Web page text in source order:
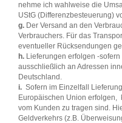
nehme ich wahlweise die
UStG (Differenzbesteuerung)
g. Der Versand an den
Verbrauchers. Für das
eventueller Rücksendungen
h. Lieferungen erfolgen -
ausschließlich an Adressen
Deutschland.
i. Sofern im Einzelfall
Europäischen Union erfolgen,
vom Kunden zu tragen sind.
Geldverkehrs (z.B.